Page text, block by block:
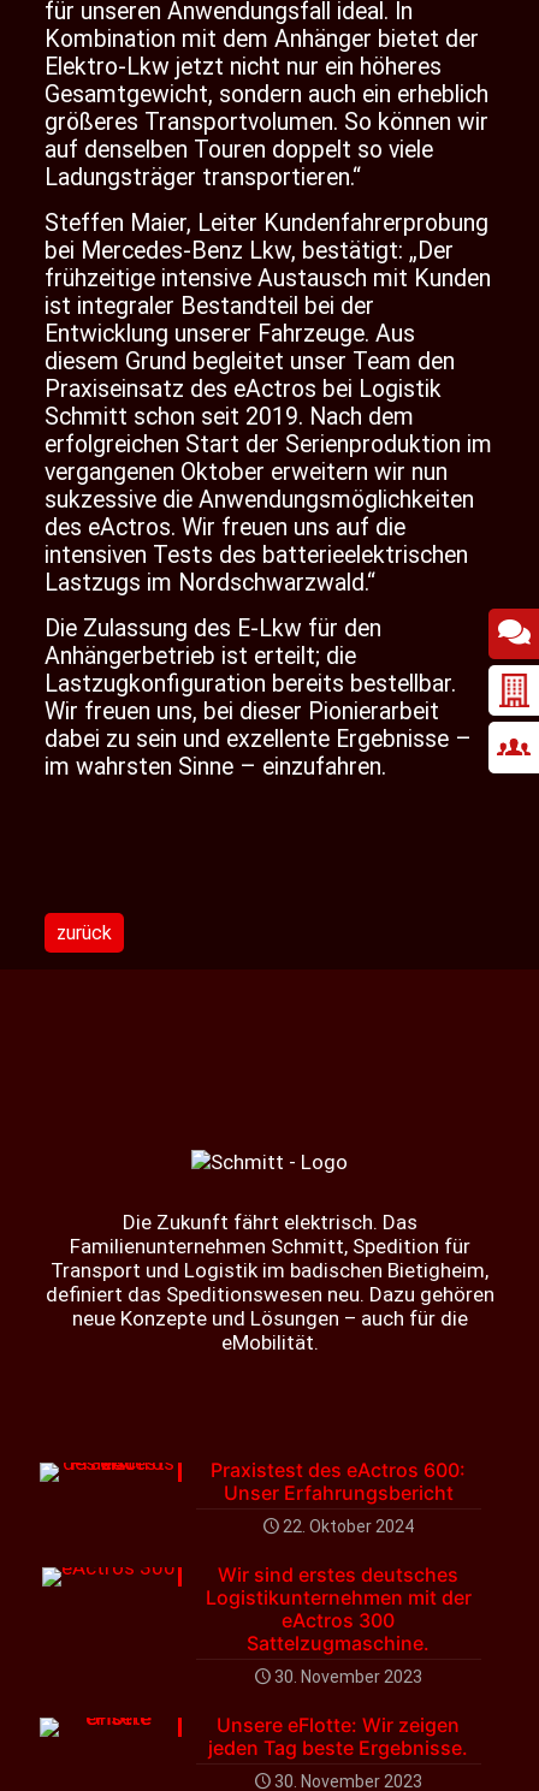
für unseren Anwendungsfall ideal. In
Kombination mit dem Anhänger bietet der
Elektro-Lkw jetzt nicht nur ein höheres
Gesamtgewicht, sondern auch ein erheblich
größeres Transportvolumen. So können wir
auf denselben Touren doppelt so viele
Ladungsträger transportieren.“
Steffen Maier, Leiter Kundenfahrerprobung
bei Mercedes-Benz Lkw, bestätigt: „Der
frühzeitige intensive Austausch mit Kunden
ist integraler Bestandteil bei der
Entwicklung unserer Fahrzeuge. Aus
diesem Grund begleitet unser Team den
Praxiseinsatz des eActros bei Logistik
Schmitt schon seit 2019. Nach dem
erfolgreichen Start der Serienproduktion im
vergangenen Oktober erweitern wir nun
sukzessive die Anwendungsmöglichkeiten
des eActros. Wir freuen uns auf die
intensiven Tests des batterieelektrischen
Lastzugs im Nordschwarzwald.“
Die Zulassung des E-Lkw für den
Anhängerbetrieb ist erteilt; die
Lastzugkonfiguration bereits bestellbar.
Wir freuen uns, bei dieser Pionierarbeit
dabei zu sein und exzellente Ergebnisse –
im wahrsten Sinne – einzufahren.
zurück
Die Zukunft fährt elektrisch. Das
Familienunternehmen Schmitt, Spedition für
Transport und Logistik im badischen Bietigheim,
definiert das Speditionswesen neu. Dazu gehören
neue Konzepte und Lösungen – auch für die
eMobilität.
Praxistest des eActros 600:
Unser Erfahrungsbericht
22. Oktober 2024
Wir sind erstes deutsches
Logistikunternehmen mit der
eActros 300
Sattelzugmaschine.
30. November 2023
Unsere eFlotte: Wir zeigen
jeden Tag beste Ergebnisse.
30. November 2023